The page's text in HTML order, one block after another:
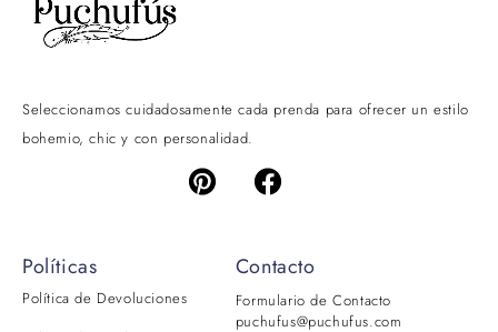
Seleccionamos cuidadosamente cada prenda para ofrecer un estilo
bohemio, chic y con personalidad.
Políticas
Política de Devoluciones
Contacto
Formulario de Contacto
puchufus@puchufus.com